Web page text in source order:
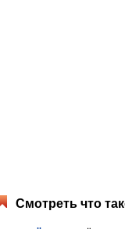
Смотреть что